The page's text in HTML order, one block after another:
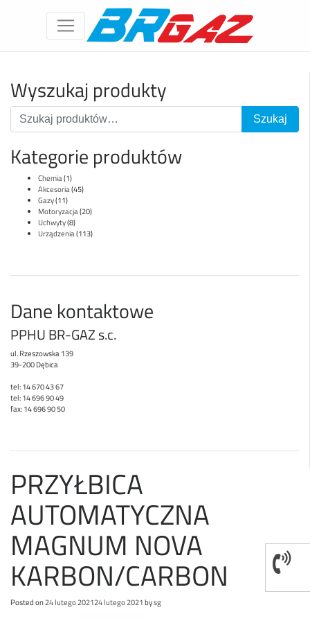
Wyszukaj produkty
Kategorie produktów
Chemia(1)
Akcesoria(45)
Gazy(11)
Motoryzacja(20)
Uchwyty(8)
Urządzenia(113)
Dane kontaktowe
PPHU BR-GAZ s.c.
ul. Rzeszowska 139
39-200 Dębica
tel: 14 670 43 67
tel: 14 696 90 49
fax: 14 696 90 50
PRZYŁBICA
AUTOMATYCZNA
MAGNUM NOVA
KARBON/CARBON
Posted on24 lutego 202124 lutego 2021bysg